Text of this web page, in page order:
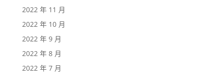
2022 年 11 月
2022 年 10 月
2022 年 9 月
2022 年 8 月
2022 年 7 月